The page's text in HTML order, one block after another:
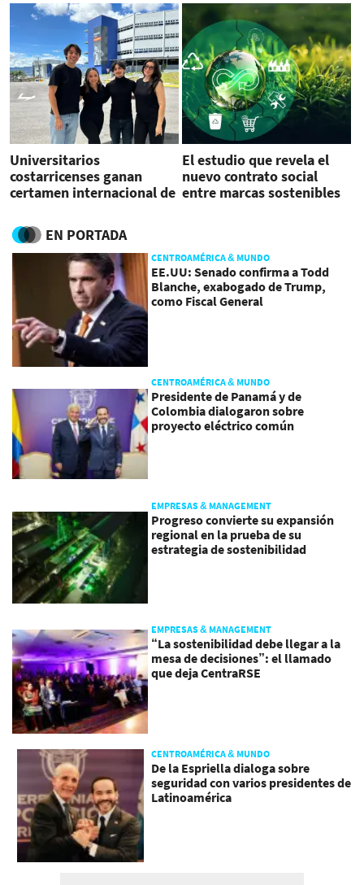
Universitarios
costarricenses ganan
certamen internacional de
El estudio que revela el
nuevo contrato social
entre marcas sostenibles
EN PORTADA
CENTROAMÉRICA & MUNDO
EE.UU: Senado confirma a Todd
Blanche, exabogado de Trump,
como Fiscal General
CENTROAMÉRICA & MUNDO
Presidente de Panamá y de
Colombia dialogaron sobre
proyecto eléctrico común
EMPRESAS & MANAGEMENT
Progreso convierte su expansión
regional en la prueba de su
estrategia de sostenibilidad
EMPRESAS & MANAGEMENT
“La sostenibilidad debe llegar a la
mesa de decisiones”: el llamado
que deja CentraRSE
CENTROAMÉRICA & MUNDO
De la Espriella dialoga sobre
seguridad con varios presidentes de
Latinoamérica